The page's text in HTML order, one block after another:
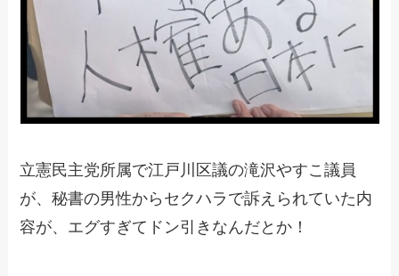
立憲民主党所属で江戸川区議の滝沢やすこ議員
が、秘書の男性からセクハラで訴えられていた内
容が、エグすぎてドン引きなんだとか！